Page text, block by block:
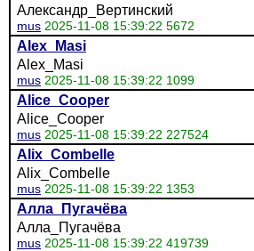
Александр_Вертинский
mus 2025-11-08 15:39:22 5672
Alex_Masi
Alex_Masi
mus 2025-11-08 15:39:22 1099
Alice_Cooper
Alice_Cooper
mus 2025-11-08 15:39:22 227524
Alix_Combelle
Alix_Combelle
mus 2025-11-08 15:39:22 1353
Алла_Пугачёва
Алла_Пугачёва
mus 2025-11-08 15:39:22 419739